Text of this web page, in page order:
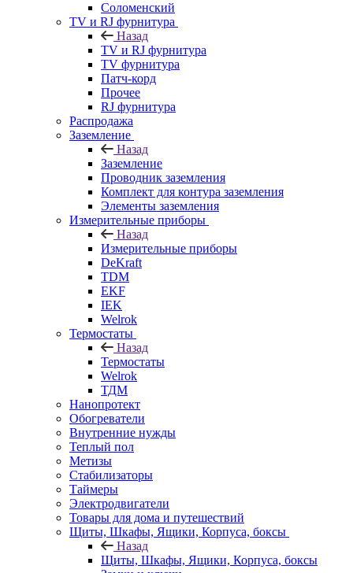
Соломенский
TV и RJ фурнитура
Назад
TV и RJ фурнитура
TV фурнитура
Патч-корд
Прочее
RJ фурнитура
Распродажа
Заземление
Назад
Заземление
Проводник заземления
Комплект для контура заземления
Элементы заземления
Измерительные приборы
Назад
Измерительные приборы
DeKraft
TDM
EKF
IEK
Welrok
Термостаты
Назад
Термостаты
Welrok
ТДМ
Нанопротект
Обогреватели
Внутренние нужды
Теплый пол
Метизы
Стабилизаторы
Таймеры
Электродвигатели
Товары для дома и путешествий
Щиты, Шкафы, Ящики, Корпуса, боксы
Назад
Щиты, Шкафы, Ящики, Корпуса, боксы